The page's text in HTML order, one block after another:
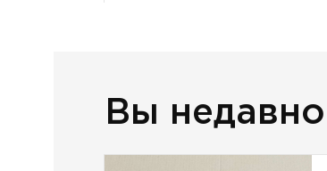
Вы